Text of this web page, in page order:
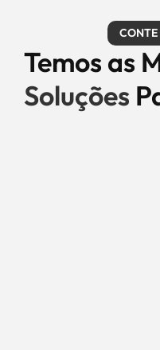
Temos as
Soluções